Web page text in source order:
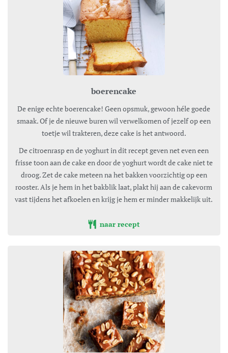
boerencake
De enige echte boerencake! Geen opsmuk, gewoon héle goede
smaak. Of je de nieuwe buren wil verwelkomen of jezelf op een
toetje wil trakteren, deze cake is het antwoord.
De citroenrasp en de yoghurt in dit recept geven net even een
frisse toon aan de cake en door de yoghurt wordt de cake niet te
droog. Zet de cake meteen na het bakken voorzichtig op een
rooster. Als je hem in het bakblik laat, plakt hij aan de cakevorm
vast tijdens het afkoelen en krijg je hem er minder makkelijk uit.
naar recept